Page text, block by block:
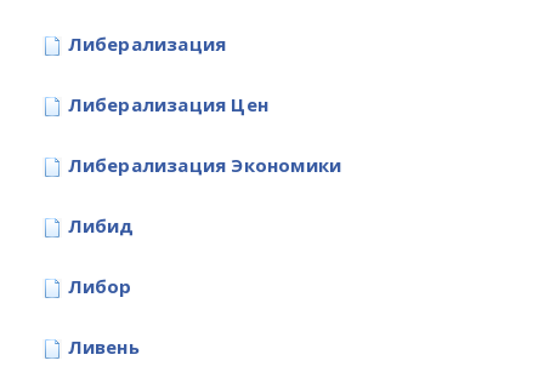
Либерализация
Либерализация Цен
Либерализация Экономики
Либид
Либор
Ливень